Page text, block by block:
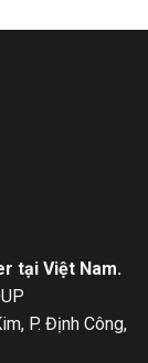
tại Việt Nam.
P. Định Công,